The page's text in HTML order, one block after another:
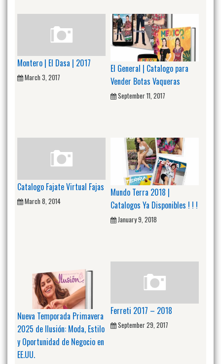
Montero | El Dasa | 2017
March 3, 2017
El General | Catalogo para
Vender Botas Vaqueras
September 11, 2017
Catalogo Fajate Virtual Fajas
March 8, 2014
Mundo Terra 2018 |
Catalogos Ya Disponibles ! ! !
January 9, 2018
Nueva Temporada Primavera
2025 de Ilusión: Moda, Estilo
y Oportunidad de Negocio en
EE.UU.
Ferreti 2017 – 2018
September 29, 2017